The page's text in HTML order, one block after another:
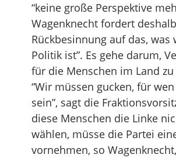
“keine große Perspektive
Wagenknecht fordert
Rückbesinnung auf das,
Politik ist”. Es gehe darum,
für die Menschen im Land
“Wir müssen gucken, für
sein”, sagt die
diese Menschen die Linke
wählen, müsse die Partei
vornehmen, so